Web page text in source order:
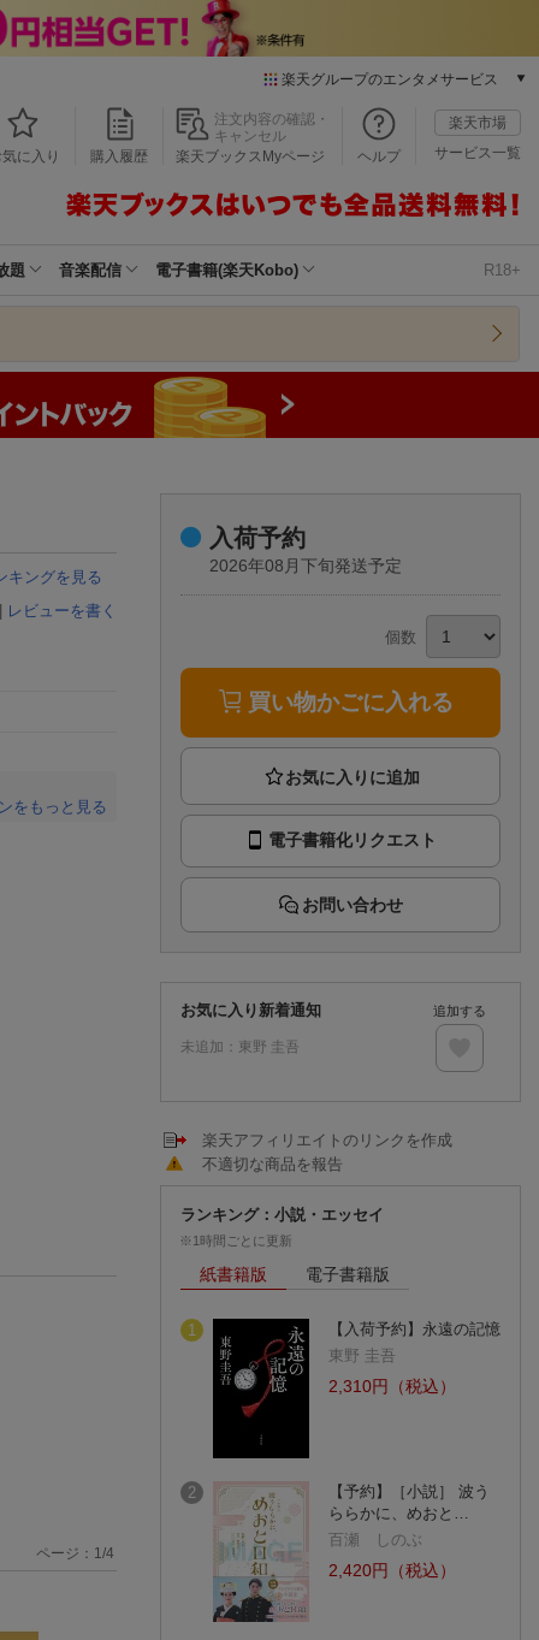
楽天グループのエンタメサービス
本/ゲーム/CD/DVD
楽天ブックス
楽天Kobo
エンタメニュース
推し楽
気に入り 購入履歴
注文内容の確認・
キャンセル
楽天ブックスMyページ
ヘルプ
楽天市場
サービス一覧
題 音楽配信 電子書籍(楽天Kobo) R18+
キングを見る
レビューを書く
をもっと見る
ページ： 1 /4
入荷予約
2026年08月下旬発送予定
個数
買い物かごに入れる
電子書籍化リクエスト
お問い合わせ
お気に入り新着通知
未追加： 東野 圭吾
追加する
楽天アフィリエイトのリンクを作成
不適切な商品を報告
ランキング：小説・エッセイ
※1時間ごとに更新
紙書籍版 電子書籍版
1
【入荷予約】永遠の記憶
東野 圭吾
2,310円（税込）
2
【予約】［小説］ 波う
ららかに、めおと…
百瀬 しのぶ
2,420円（税込）